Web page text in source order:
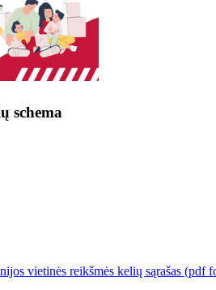
schema
vietinės reikšmės kelių sąrašas (pdf